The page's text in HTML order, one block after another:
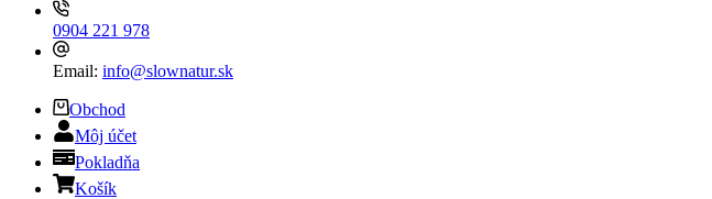
0904 221 978
Email: info@slownatur.sk
Obchod
Môj účet
Pokladňa
Košík